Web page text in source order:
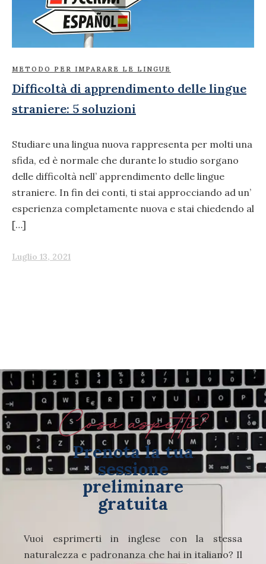
METODO PER IMPARARE LE LINGUE
Difficoltà di apprendimento delle lingue
straniere: 5 soluzioni
Studiare una lingua nuova rappresenta per molti una
sfida, ed è normale che durante lo studio sorgano
delle difficoltà nell’ apprendimento delle lingue
straniere. In fin dei conti, ti stai approcciando ad un’
esperienza completamente nuova e stai chiedendo al
[…]
Luglio 13, 2021
Cosa aspetti?
Prenota la tua
sessione
preliminare
gratuita
Vuoi esprimerti in inglese con la stessa
naturalezza e padronanza che hai in italiano? Il